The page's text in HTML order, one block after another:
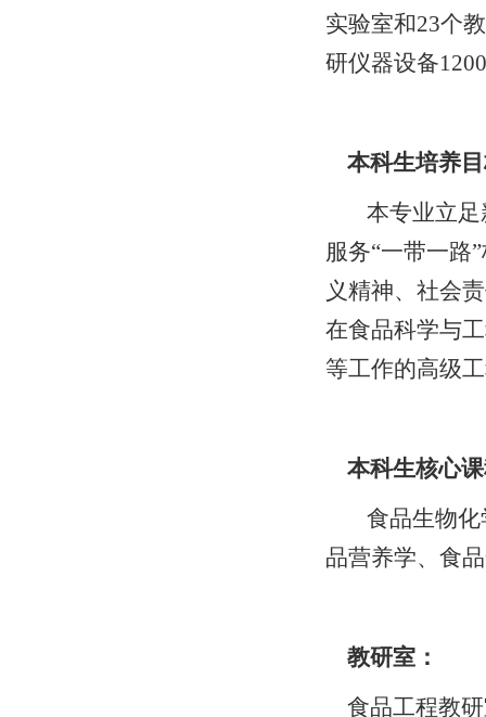
实验室和23个
研仪器设备
本科生培养
本专业立
服务“一带一路
义精神、社会
在食品科学与
等工作的高级
本科生核心
食品生物
品营养学、食
教研室：
食品工程教研